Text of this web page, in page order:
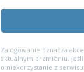
Zalogowanie oznacza
aktualnym brzmieniu.
o niekorzystanie z serwisu.